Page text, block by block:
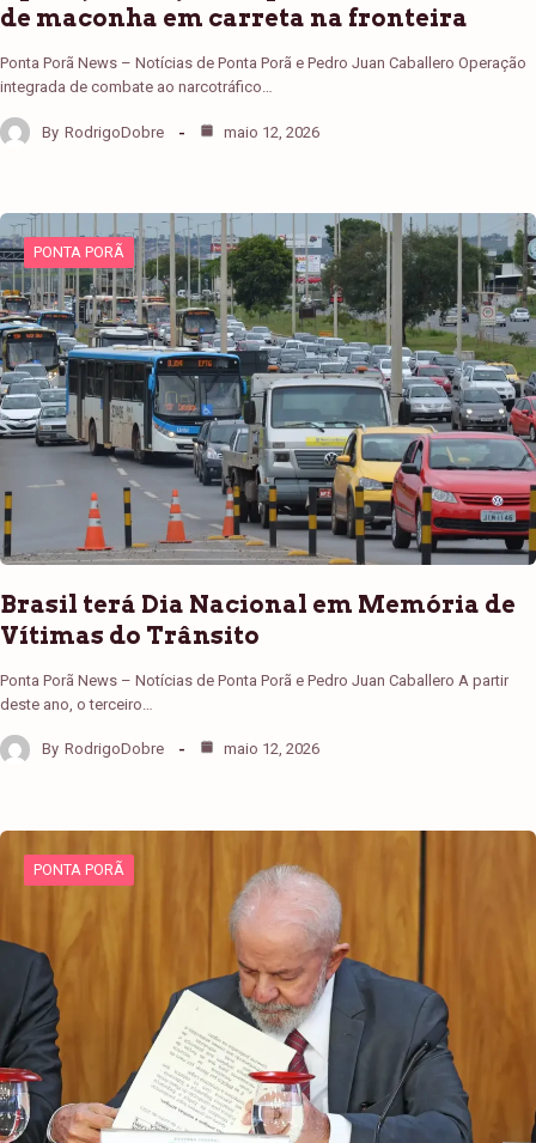
de maconha em carreta na fronteira
Ponta Porã News – Notícias de Ponta Porã e Pedro Juan Caballero Operação
integrada de combate ao narcotráfico…
By RodrigoDobre maio 12, 2026
PONTA PORÃ
Brasil terá Dia Nacional em Memória de
Vítimas do Trânsito
Ponta Porã News – Notícias de Ponta Porã e Pedro Juan Caballero A partir
deste ano, o terceiro…
By RodrigoDobre maio 12, 2026
PONTA PORÃ